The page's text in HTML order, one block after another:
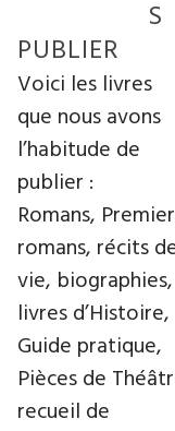
S
PUBLIER
Voici les livres
que nous avons
l’habitude de
publier :
Romans,
romans, récits
vie, biographies,
livres d’Histoire,
Guide pratique,
Pièces de
recueil de